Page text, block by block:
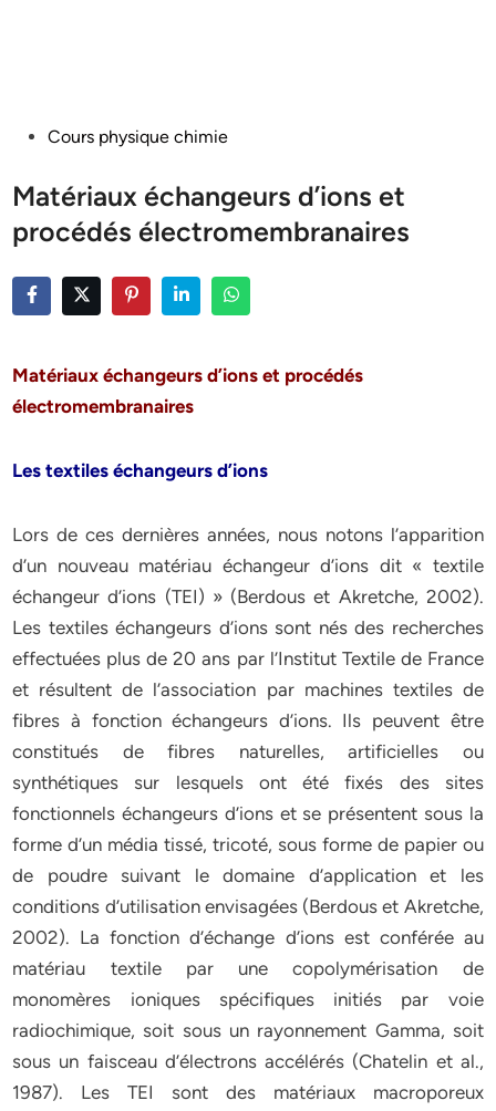
PostedCours physique chimie
Matériaux échangeurs d’ions et
procédés électromembranaires
Matériaux échangeurs d’ions et procédés
électromembranaires
Les textiles échangeurs d’ions
Lors de ces dernières années, nous notons l’apparition
d’un nouveau matériau échangeur d’ions dit « textile
échangeur d’ions (TEI) » (Berdous et Akretche, 2002).
Les textiles échangeurs d’ions sont nés des recherches
effectuées plus de 20 ans par l’Institut Textile de France
et résultent de l’association par machines textiles de
fibres à fonction échangeurs d’ions. Ils peuvent être
constitués de fibres naturelles, artificielles ou
synthétiques sur lesquels ont été fixés des sites
fonctionnels échangeurs d’ions et se présentent sous la
forme d’un média tissé, tricoté, sous forme de papier ou
de poudre suivant le domaine d’application et les
conditions d’utilisation envisagées (Berdous et Akretche,
2002). La fonction d’échange d’ions est conférée au
matériau textile par une copolymérisation de
monomères ioniques spécifiques initiés par voie
radiochimique, soit sous un rayonnement Gamma, soit
sous un faisceau d’électrons accélérés (Chatelin et al.,
1987). Les TEI sont des matériaux macroporeux